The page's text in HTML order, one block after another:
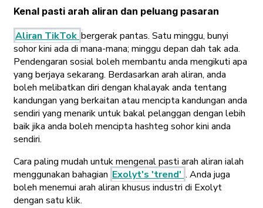
Kenal pasti arah aliran dan peluang pasaran
Aliran TikTok bergerak pantas. Satu minggu, bunyi
sohor kini ada di mana-mana; minggu depan dah tak ada.
Pendengaran sosial boleh membantu anda mengikuti apa
yang berjaya sekarang. Berdasarkan arah aliran, anda
boleh melibatkan diri dengan khalayak anda tentang
kandungan yang berkaitan atau mencipta kandungan anda
sendiri yang menarik untuk bakal pelanggan dengan lebih
baik jika anda boleh mencipta hashteg sohor kini anda
sendiri.
Cara paling mudah untuk mengenal pasti arah aliran ialah
menggunakan bahagian Exolyt's 'trend' . Anda juga
boleh menemui arah aliran khusus industri di Exolyt
dengan satu klik.